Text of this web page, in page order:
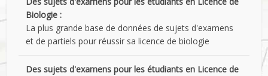
Biologie :
La plus grande base de données de sujets d'examens
et de partiels pour réussir sa licence de biologie
Des sujets d'examens pour les étudiants en Licence de